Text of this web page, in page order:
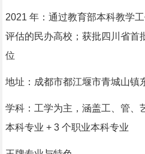
2021 年：通过教育部本科教学
评估的民办高校；获批四川省首
位
地址：成都市都江堰市青城山镇
学科：工学为主，涵盖工、管、
本科专业 + 3 个职业本科专业